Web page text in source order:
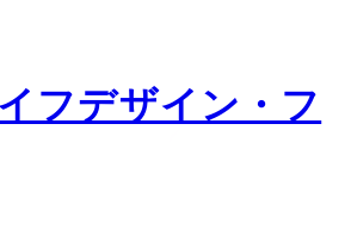
フデザイン・フ